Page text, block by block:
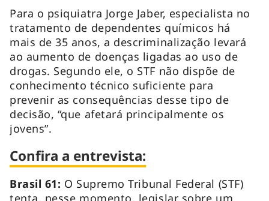
Para o psiquiatra Jorge Jaber, especialista no
tratamento de dependentes químicos há
mais de 35 anos, a descriminalização levará
ao aumento de doenças ligadas ao uso de
drogas. Segundo ele, o STF não dispõe de
conhecimento técnico suficiente para
prevenir as consequências desse tipo de
decisão, “que afetará principalmente os
jovens”.
Confira a entrevista:
Brasil 61: O Supremo Tribunal Federal (STF)
tenta, nesse momento, legislar sobre um